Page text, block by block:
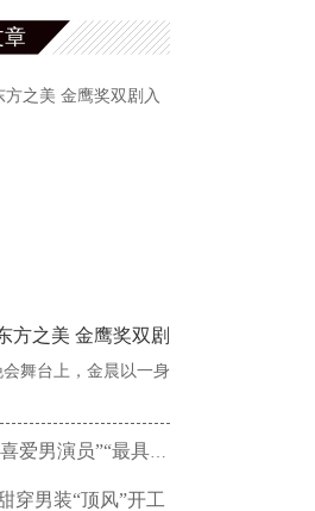
章
方之美 金鹰奖双剧
舞台上，金晨以一身
金鹰节李易峰获“观众喜爱男演员”“最具人气男演
穿男装“顶风”开工